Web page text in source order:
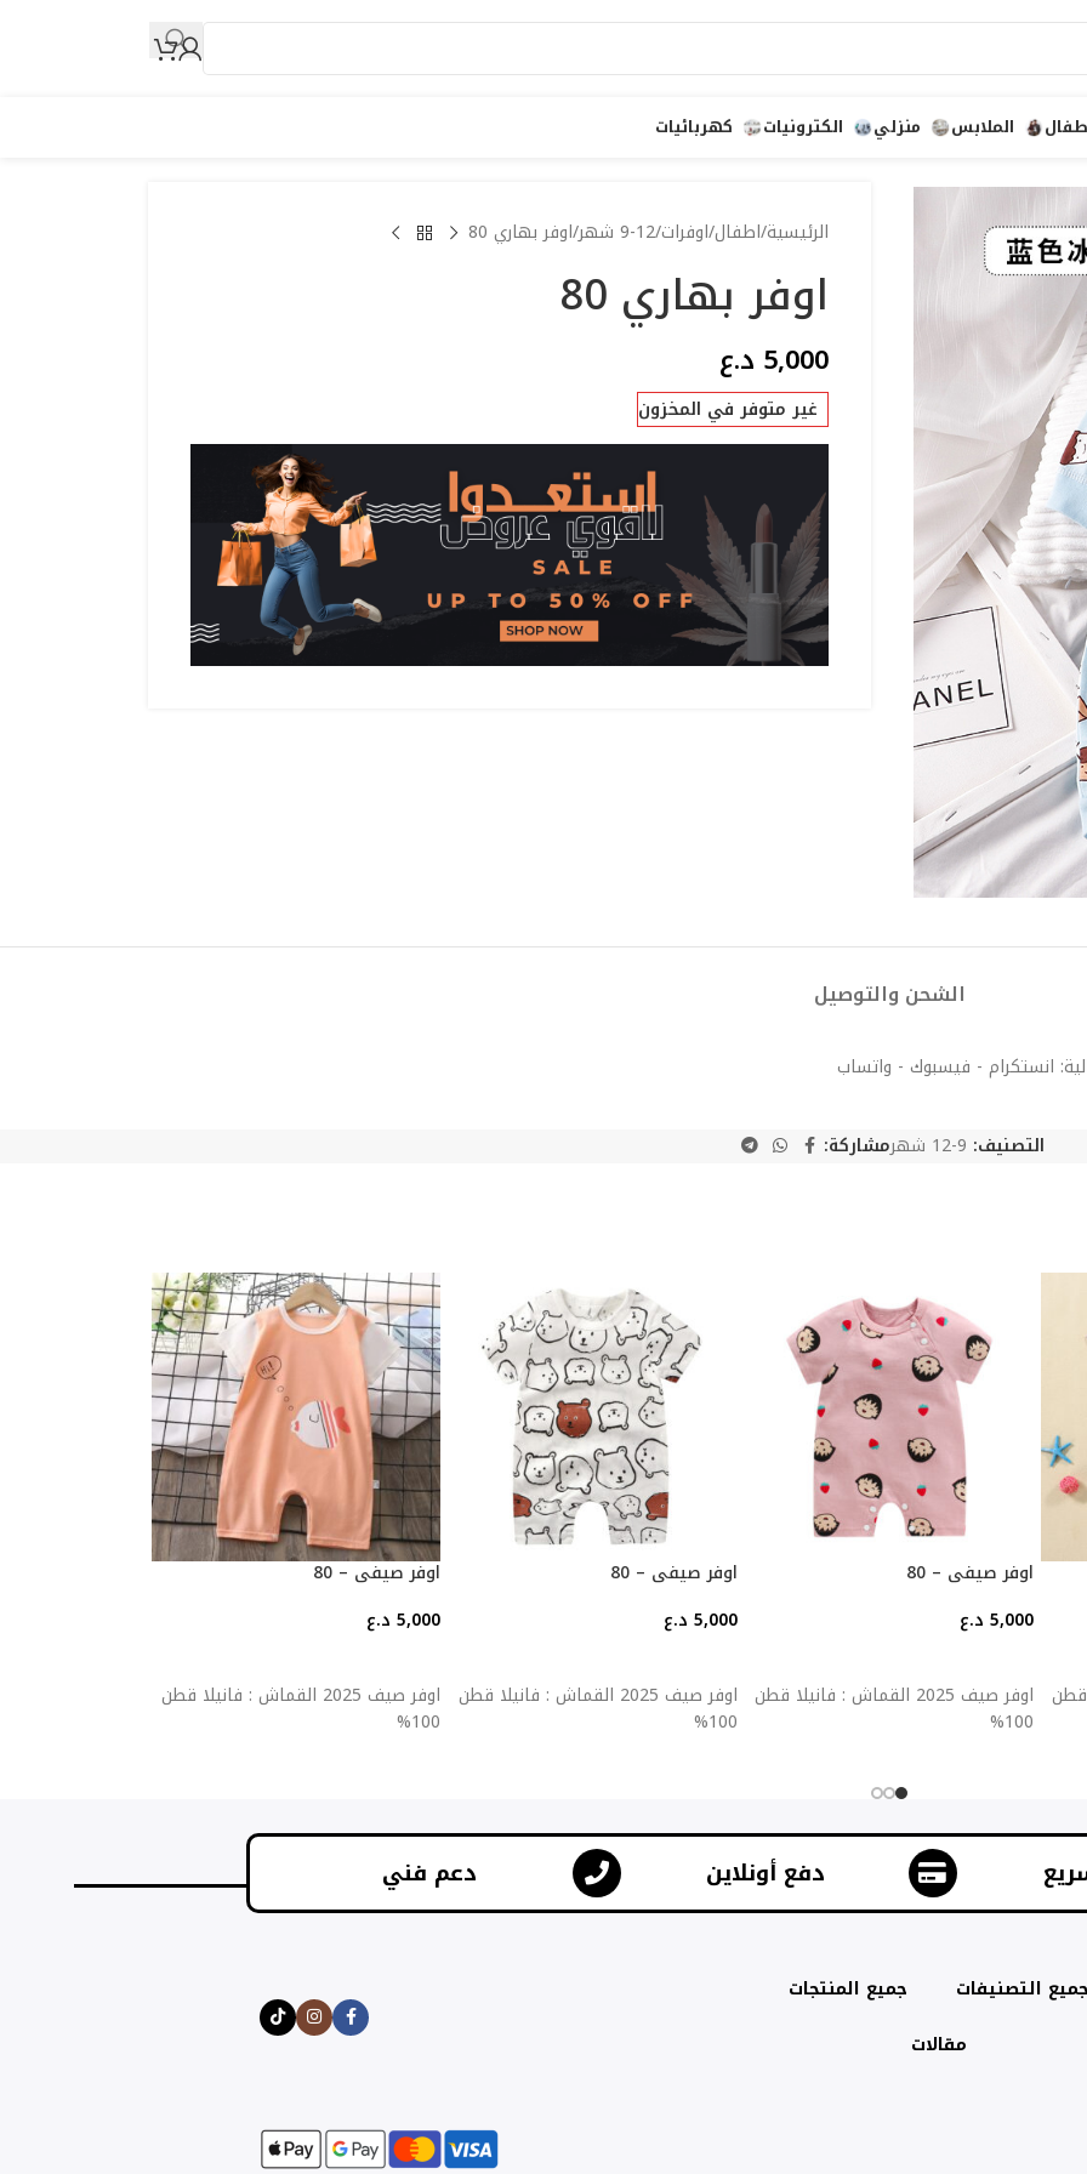
الملابس منزلي الكترونيات كهربائيات
الرئيسية اطفالاوفرات 9-12 شهر اوفر بهاري 80
اوفر بهاري 80
5,000 د.ع
غير متوفر في المخزون
الشحن والتوصيل
انستكرام - فيسبوك - واتساب
التصنيف: 9-12 شهر مشاركة:
قطن
اوفر صيفي – 80
5,000 د.ع
اوفر صيف 2025 القماش : فانيلا قطن
100%
اوفر صيفي – 80
5,000 د.ع
اوفر صيف 2025 القماش : فانيلا قطن
100%
اوفر صيفي – 80
5,000 د.ع
اوفر صيف 2025 القماش : فانيلا قطن
100%
دفع أونلاين دعم فني
جميع التصنيفات
جميع المنتجات
مقالات